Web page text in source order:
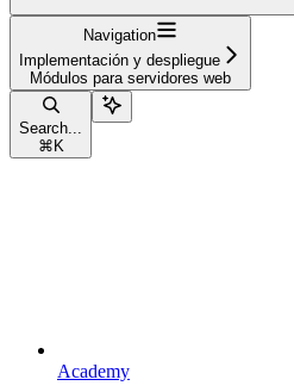
Navigation
Implementación y despliegue
Módulos para servidores web
Search...
⌘ K
Academy